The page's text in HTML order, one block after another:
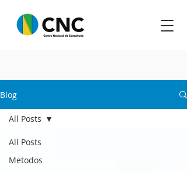
Blog
All Posts
Metodos
All Posts